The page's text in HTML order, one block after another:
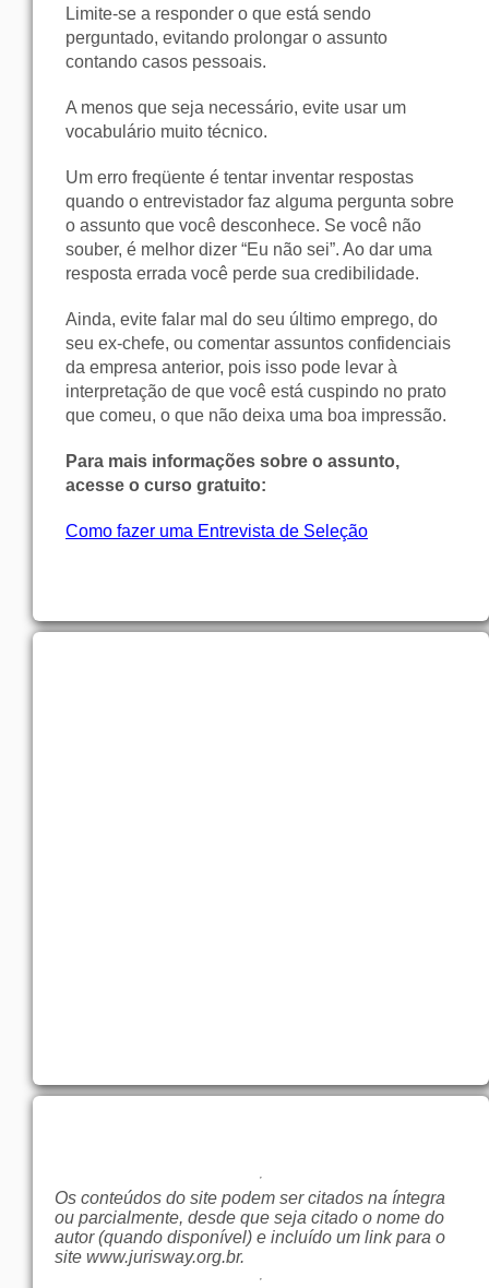
Limite-se a responder o que está sendo
perguntado, evitando prolongar o assunto
contando casos pessoais.
A menos que seja necessário, evite usar um
vocabulário muito técnico.
Um erro freqüente é tentar inventar respostas
quando o entrevistador faz alguma pergunta sobre
o assunto que você desconhece. Se você não
souber, é melhor dizer “Eu não sei”. Ao dar uma
resposta errada você perde sua credibilidade.
Ainda, evite falar mal do seu último emprego, do
seu ex-chefe, ou comentar assuntos confidenciais
da empresa anterior, pois isso pode levar à
interpretação de que você está cuspindo no prato
que comeu, o que não deixa uma boa impressão.
Para mais informações sobre o assunto,
acesse o curso gratuito:
Como fazer uma Entrevista de Seleção
Os conteúdos do site podem ser citados na íntegra
ou parcialmente, desde que seja citado o nome do
autor (quando disponível) e incluído um link para o
site www.jurisway.org.br.